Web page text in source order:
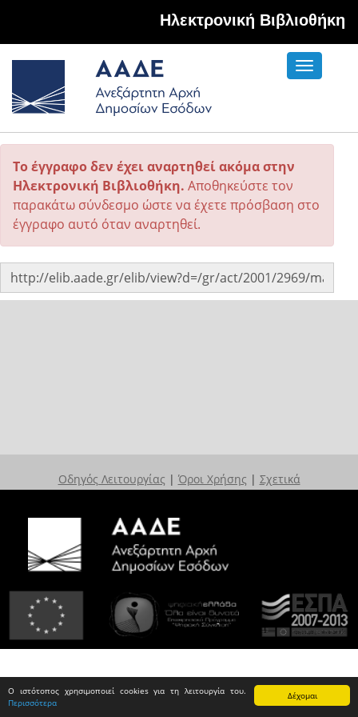
Δέχομαι
Ο ιστότοπος χρησιμοποιεί cookies για τη λειτουργία του.
Περισσότερα
Hλεκτρονική Βιβλιοθήκη
Toggle
Το έγγραφο δεν έχει αναρτηθεί ακόμα στην
Ηλεκτρονική Βιβλιοθήκη. Αποθηκεύστε τον
παρακάτω σύνδεσμο ώστε να έχετε πρόσβαση στο
έγγραφο αυτό όταν αναρτηθεί.
Οδηγός Λειτουργίας | Όροι Χρήσης | Σχετικά